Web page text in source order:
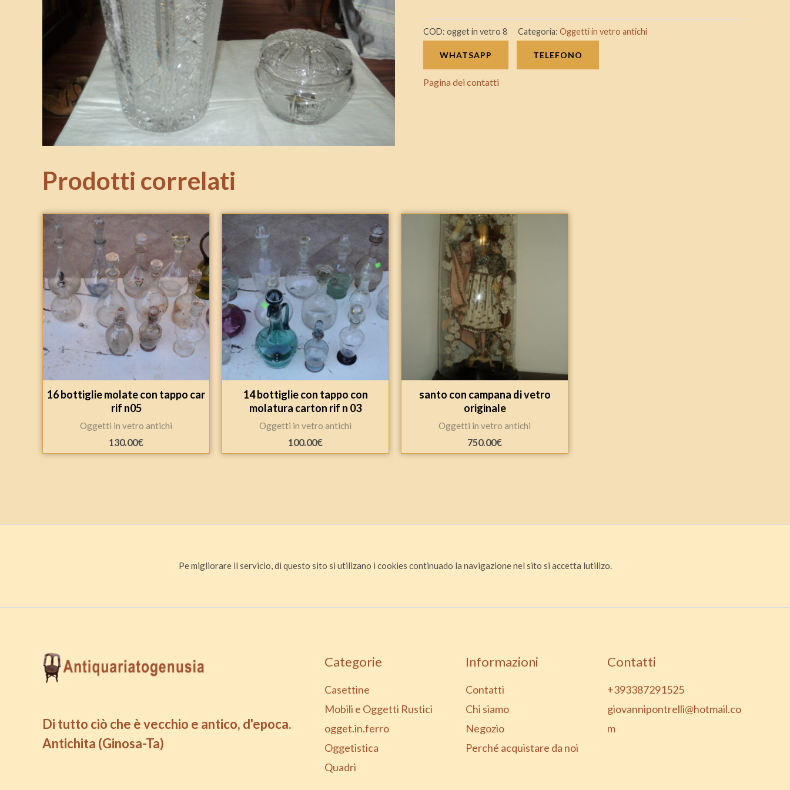
COD: ogget in vetro 8 Categoria: Oggetti in vetro antichi
WHATSAPP TELEFONO
Pagina dei contatti
Prodotti correlati
16 bottiglie molate con tappo car
rif n05
Oggetti in vetro antichi
130.00€
14 bottiglie con tappo con
molatura carton rif n 03
Oggetti in vetro antichi
100.00€
santo con campana di vetro
originale
Oggetti in vetro antichi
750.00€
Pe migliorare il servicio, di questo sito si utilizano i cookies continuado la navigazione nel sito si accetta lutilizo.
Di tutto ciò che è vecchio e antico, d'epoca.
Antichita (Ginosa-Ta)
Categorie
Casettine
Mobili e Oggetti Rustici
ogget.in.ferro
Oggetistica
Quadri
Informazioni
Contatti
Chi siamo
Negozio
Perché acquistare da noi
Contatti
+393387291525
giovannipontrelli@hotmail.co
m